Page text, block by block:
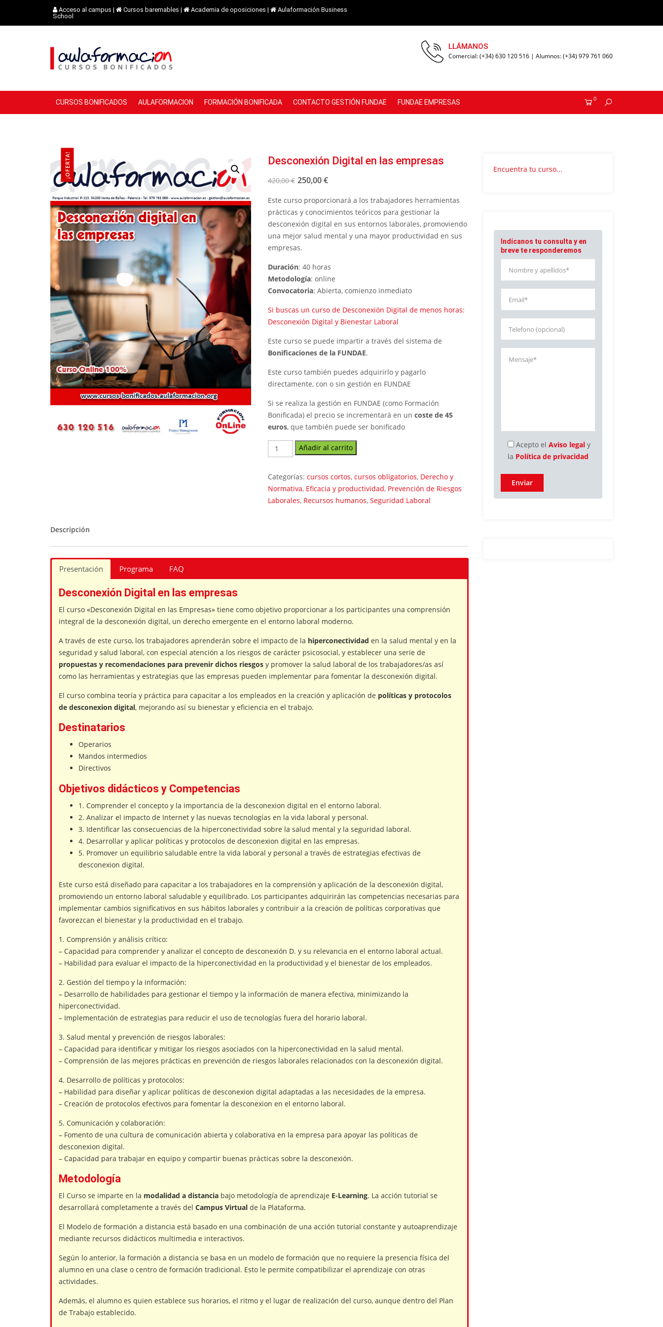
Acceso al campus | Cursos baremables | Academia de oposiciones |
Aulaformación Business
School
LLÁMANOS
Comercial: (+34) 630 120 516 | Alumnos: (+34) 979 761 060
CURSOS BONIFICADOS AULAFORMACION FORMACIÓN BONIFICADA CONTACTO GESTIÓN FUNDAE FUNDAE EMPRESAS 0
¡OFERTA! Desconexión Digital en las empresas
420,00€ 250,00€
Este curso proporcionará a los trabajadores herramientas
prácticas y conocimientos teóricos para gestionar la
desconexión digital en sus entornos laborales, promoviendo
una mejor salud mental y una mayor productividad en sus
empresas.
Duración: 40 horas
Metodología: online
Convocatoria: Abierta, comienzo inmediato
Si buscas un curso de Desconexión Digital de menos horas:
Desconexión Digital y Bienestar Laboral
Este curso se puede impartir a través del sistema de
Bonificaciones de la FUNDAE.
Este curso también puedes adquirirlo y pagarlo
directamente, con o sin gestión en FUNDAE
Si se realiza la gestión en FUNDAE (como Formación
Bonificada) el precio se incrementará en un coste de 45
euros, que también puede ser bonificado
Desconexión
Digital
las
empresas
cantidad
Añadir al carrito
Categorías: cursos cortos, cursos obligatorios, Derecho y
Normativa, Eficacia y productividad, Prevención de Riesgos
Laborales, Recursos humanos, Seguridad Laboral
Descripción
Presentación Programa FAQ
Desconexión Digital en las empresas
El curso «Desconexión Digital en las Empresas» tiene como objetivo proporcionar a los participantes una comprensión
integral de la desconexión digital, un derecho emergente en el entorno laboral moderno.
A través de este curso, los trabajadores aprenderán sobre el impacto de la hiperconectividad en la salud mental y en la
seguridad y salud laboral, con especial atención a los riesgos de carácter psicosocial, y establecer una serie de
propuestas y recomendaciones para prevenir dichos riesgos y promover la salud laboral de los trabajadores/as así
como las herramientas y estrategias que las empresas pueden implementar para fomentar la desconexión digital.
El curso combina teoría y práctica para capacitar a los empleados en la creación y aplicación de políticas y protocolos
de desconexion digital, mejorando así su bienestar y eficiencia en el trabajo.
Destinatarios
Operarios
Mandos intermedios
Directivos
Objetivos didácticos y Competencias
1. Comprender el concepto y la importancia de la desconexion digital en el entorno laboral.
2. Analizar el impacto de Internet y las nuevas tecnologías en la vida laboral y personal.
3. Identificar las consecuencias de la hiperconectividad sobre la salud mental y la seguridad laboral.
4. Desarrollar y aplicar políticas y protocolos de desconexion digital en las empresas.
5. Promover un equilibrio saludable entre la vida laboral y personal a través de estrategias efectivas de
desconexion digital.
Este curso está diseñado para capacitar a los trabajadores en la comprensión y aplicación de la desconexión digital,
promoviendo un entorno laboral saludable y equilibrado. Los participantes adquirirán las competencias necesarias para
implementar cambios significativos en sus hábitos laborales y contribuir a la creación de políticas corporativas que
favorezcan el bienestar y la productividad en el trabajo.
1. Comprensión y análisis crítico:
– Capacidad para comprender y analizar el concepto de desconexión D. y su relevancia en el entorno laboral actual.
– Habilidad para evaluar el impacto de la hiperconectividad en la productividad y el bienestar de los empleados.
2. Gestión del tiempo y la información:
– Desarrollo de habilidades para gestionar el tiempo y la información de manera efectiva, minimizando la
hiperconectividad.
– Implementación de estrategias para reducir el uso de tecnologías fuera del horario laboral.
3. Salud mental y prevención de riesgos laborales:
– Capacidad para identificar y mitigar los riesgos asociados con la hiperconectividad en la salud mental.
– Comprensión de las mejores prácticas en prevención de riesgos laborales relacionados con la desconexión digital.
4. Desarrollo de políticas y protocolos:
– Habilidad para diseñar y aplicar políticas de desconexion digital adaptadas a las necesidades de la empresa.
– Creación de protocolos efectivos para fomentar la desconexion en el entorno laboral.
5. Comunicación y colaboración:
– Fomento de una cultura de comunicación abierta y colaborativa en la empresa para apoyar las políticas de
desconexion digital.
– Capacidad para trabajar en equipo y compartir buenas prácticas sobre la desconexión.
Metodología
El Curso se imparte en la modalidad a distancia bajo metodología de aprendizaje E-Learning. La acción tutorial se
desarrollará completamente a través del Campus Virtual de la Plataforma.
El Modelo de formación a distancia está basado en una combinación de una acción tutorial constante y autoaprendizaje
mediante recursos didácticos multimedia e interactivos.
Según lo anterior, la formación a distancia se basa en un modelo de formación que no requiere la presencia física del
alumno en una clase o centro de formación tradicional. Esto le permite compatibilizar el aprendizaje con otras
actividades.
Además, el alumno es quien establece sus horarios, el ritmo y el lugar de realización del curso, aunque dentro del Plan
de Trabajo establecido.
Encuentra tu curso...
Indícanos tu consulta y en
breve te responderemos
Acepto el Aviso legaly
la Política de privacidad